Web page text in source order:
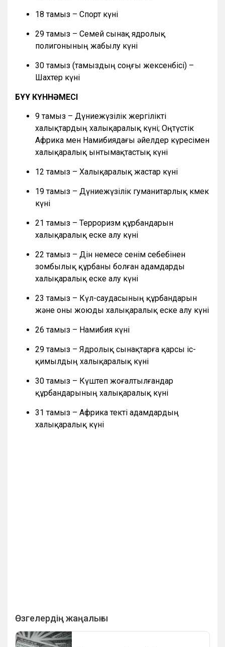
18 тамыз – Спорт күні
29 тамыз – Семей сынақ ядролық
полигонының жабылу күні
30 тамыз (тамыздың соңғы жексенбісі) –
Шахтер күні
БҰҰ КҮННӘМЕСІ
9 тамыз – Дүниежүзілік жергілікті
халықтардың халықаралық күні; Оңтүстік
Африка мен Намибиядағы әйелдер күресімен
халықаралық ынтымақтастық күні
12 тамыз – Халықаралық жастар күні
19 тамыз – Дүниежүзілік гуманитарлық көмек
күні
21 тамыз – Терроризм құрбандарын
халықаралық еске алу күні
22 тамыз – Дін немесе сенім себебінен
зомбылық құрбаны болған адамдарды
халықаралық еске алу күні
23 тамыз – Күл-саудасының құрбандарын
және оны жоюды халықаралық еске алу күні
26 тамыз – Намибия күні
29 тамыз – Ядролық сынақтарға қарсы іс-
қимылдың халықаралық күні
30 тамыз – Күштеп жоғалтылғандар
құрбандарының халықаралық күні
31 тамыз – Африка текті адамдардың
халықаралық күні